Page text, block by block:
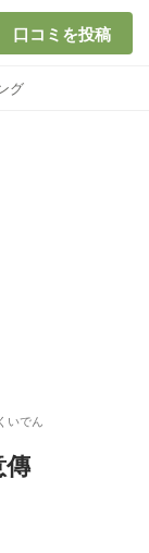
口コミを投稿
グ
いでん
傳